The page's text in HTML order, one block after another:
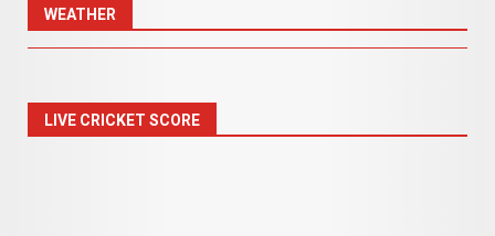
WEATHER
LIVE CRICKET SCORE